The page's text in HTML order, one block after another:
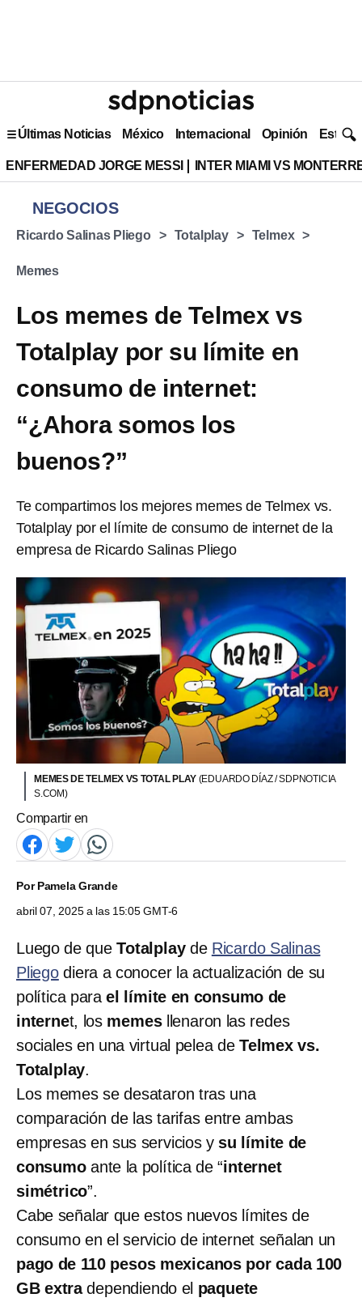
Últimas Noticias México Internacional Opinión Estilo
ENFERMEDAD JORGE MESSI INTER MIAMI VS
NEGOCIOS
Ricardo Salinas Pliego Totalplay Telmex
Memes
Los memes de Telmex vs
Totalplay por su límite en
consumo de internet:
“¿Ahora somos los
buenos?”
Te compartimos los mejores memes de Telmex vs.
Totalplay por el límite de consumo de internet de la
empresa de Ricardo Salinas Pliego
MEMES DE TELMEX VS TOTAL PLAY (EDUARDO DÍAZ / SDPNOTICIA
S.COM)
Compartir en
PorPamela Grande
abril 07, 2025 a las 15:05 GMT-6
Luego de queTotalplayde Ricardo Salinas
Pliegodiera a conocer la actualización de su
política para el límite en consumo de
internet, los memesllenaron las redes
sociales en una virtual pelea de Telmex vs.
Totalplay.
Los memes se desataron tras una
comparación de las tarifas entre ambas
empresas en sus servicios y su límite de
consumoante la política de “internet
simétrico”.
Cabe señalar que estos nuevos límites de
consumo en el servicio de internet señalan un
pago de 110 pesos mexicanos por cada 100
GB extradependiendo el paquete